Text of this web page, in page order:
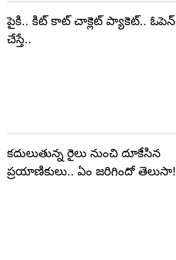
పైకి.. కిట్‌ కాట్‌ చాక్లెట్ ప్యాకెట్‌.. ఓపెన్‌
చేస్తే..
కదులుతున్న రైలు నుంచి దూకేసిన
ప్రయాణికులు.. ఏం జరిగిందో తెలుసా!